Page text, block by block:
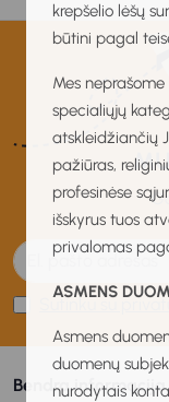
krepšelio lėšų
būtini pagal
Mes
specialiųjų
atskleidžiančių
pažiūras,
profesinėse
išskyrus tuos
privalomas
ASMENS
Asmens
duomenų
nurodytais
Sutinku su
Bendra informacija